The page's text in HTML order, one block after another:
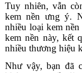
Tuy nhiên, vẫn
kem nền ưng ý.
nhiều loại kem nền
kem nền này, kết
nhiều thương hiệu
Như vậy, bạn đã